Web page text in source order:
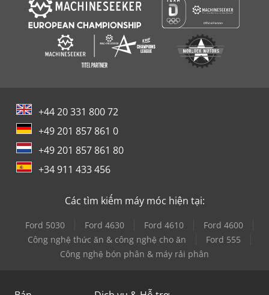
+44 20 331 800 72
+49 201 857 861 0
+49 201 857 861 80
+34 911 433 456
Các tìm kiếm máy móc hiện tại:
Ford 5030 Ford 4630 Ford 4610
Ford 4600
Công nghệ thức ăn & công nghệ cho ăn
Ford 555
Công nghệ bón phân & máy rải phân